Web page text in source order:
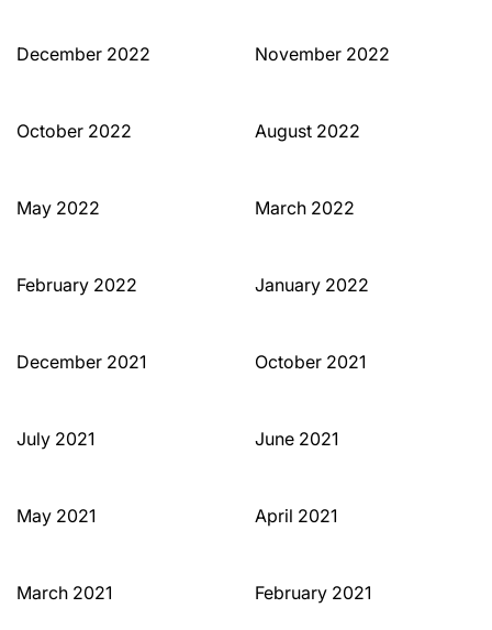
December 2022 November 2022
October 2022 August 2022
May 2022 March 2022
February 2022 January 2022
December 2021 October 2021
July 2021 June 2021
May 2021 April 2021
March 2021 February 2021